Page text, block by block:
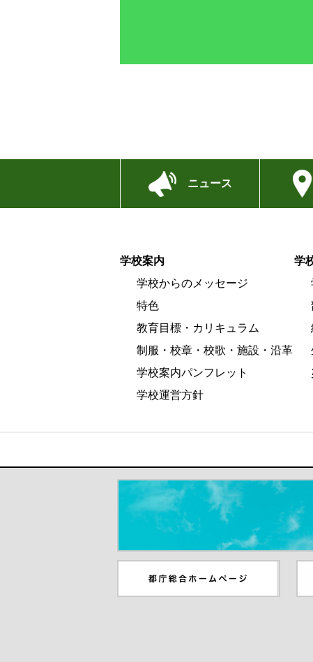
ニュース
学校案内
学校からのメッセージ
特色
教育目標・カリキュラム
制服・校章・校歌・施設・沿革
学校案内パンフレット
学校運営方針
学
＃だから都立高（別ウインドウが開き
ンドウが開きます）